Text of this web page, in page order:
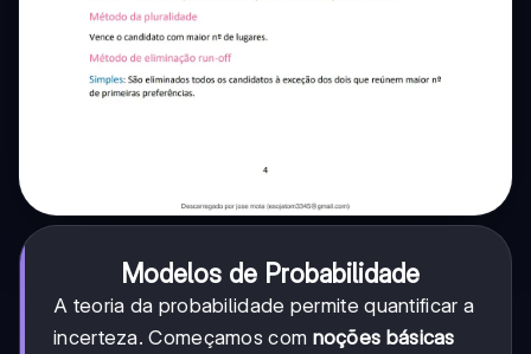
Modelos de Probabilidade
A teoria da probabilidade permite quantificar a
incerteza. Começamos com noções básicas